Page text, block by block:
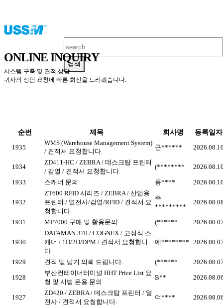
검색
ONLINE INQUIRY
시스템 구축 및 견적 상담
귀사의 상담 요청에 빠른 회신을 드리겠습니다.
순번 제목 회사명
등록일자
1935
WMS (Warehouse Management System)
/ 견적서 요청합니다.
군******
1934
ZD411-HC / ZEBRA / 데스크탑 프린터
/ 감열 / 견적서 요청합니다.
(********
1933 스캐너 문의 동****
1932
ZT600 RFID 시리즈 / ZEBRA / 산업용
프린터 / 열전사/감열/RFID / 견적서 요
청합니다.
주
*********
1931 MP7000 구매 및 활용문의 (******
1930
DATAMAN 370 / COGNEX / 고정식 스
캐너 / 1D/2D/DPM / 견적서 요청합니
다.
에********
1929 견적 및 납기 의뢰 드립니다. (******
1928
부산컨테이너터미널 HHT Price List 요
청 및 시범 운용 문의
B**
1927
ZD420 / ZEBRA / 데스크탑 프린터 / 열
전사 / 견적서 요청합니다.
여****